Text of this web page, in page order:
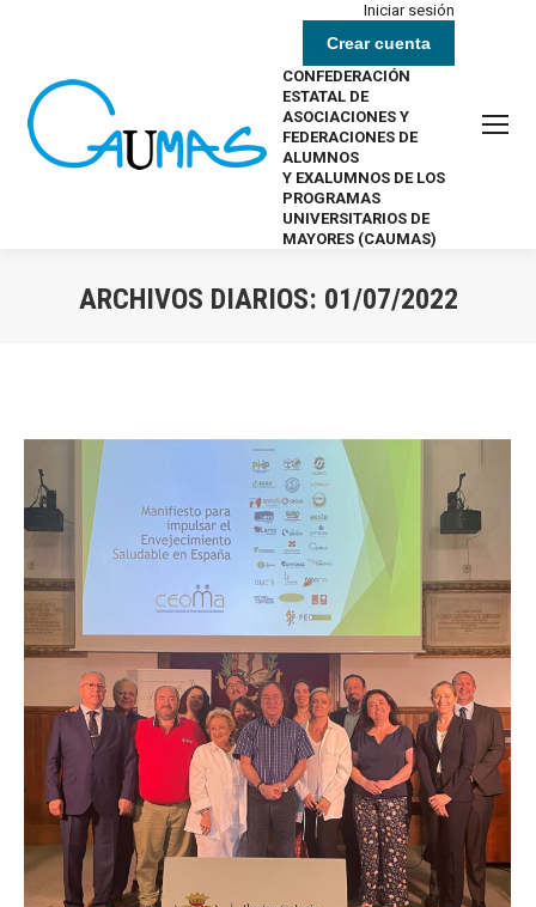
Iniciar sesión
Crear cuenta
CONFEDERACIÓN
ESTATAL DE
ASOCIACIONES Y
FEDERACIONES DE
ALUMNOS
Y EXALUMNOS DE LOS
PROGRAMAS
UNIVERSITARIOS DE
MAYORES (CAUMAS)
ARCHIVOS DIARIOS: 01/07/2022